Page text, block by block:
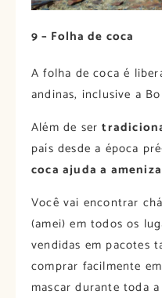
9 – Folha de coca
A folha de coca é
andinas, inclusive a
Além de ser
país desde a época
coca ajuda a
Você vai encontrar
(amei) em todos os
vendidas em pacotes
comprar facilmente
mascar durante toda